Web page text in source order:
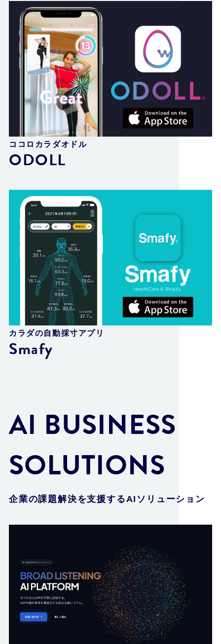
ココロカラダオドル
ODOLL
カラダの自動採寸アプリ
Smafy
AI BUSINESS
SOLUTIONS
企業の課題解決を支援するAIソリューション